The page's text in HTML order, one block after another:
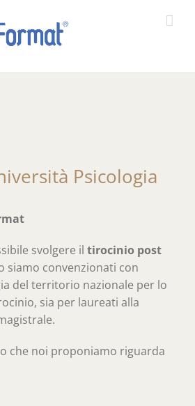
Psicologia
svolgere il tirocinio post
siamo convenzionati con
del territorio nazionale per lo
sia per laureati alla
che noi proponiamo riguarda